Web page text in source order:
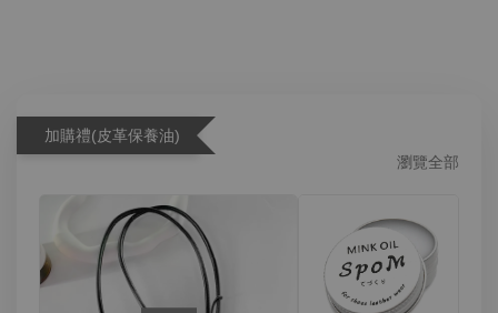
加購禮(皮革保養油)
瀏覽全部